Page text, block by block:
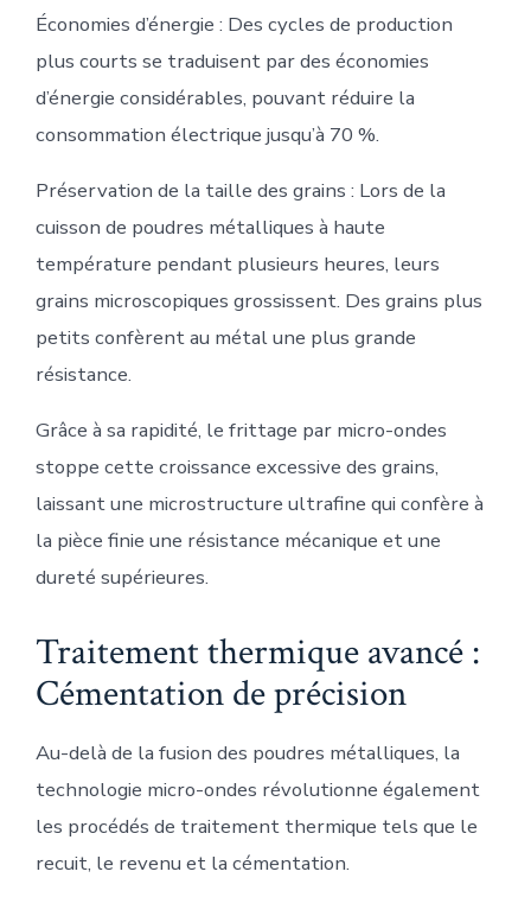
Économies d’énergie : Des cycles de production
plus courts se traduisent par des économies
d’énergie considérables, pouvant réduire la
consommation électrique jusqu’à 70 %.
Préservation de la taille des grains : Lors de la
cuisson de poudres métalliques à haute
température pendant plusieurs heures, leurs
grains microscopiques grossissent. Des grains plus
petits confèrent au métal une plus grande
résistance.
Grâce à sa rapidité, le frittage par micro-ondes
stoppe cette croissance excessive des grains,
laissant une microstructure ultrafine qui confère à
la pièce finie une résistance mécanique et une
dureté supérieures.
Traitement thermique avancé :
Cémentation de précision
Au-delà de la fusion des poudres métalliques, la
technologie micro-ondes révolutionne également
les procédés de traitement thermique tels que le
recuit, le revenu et la cémentation.